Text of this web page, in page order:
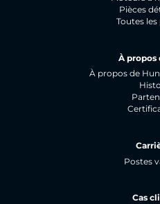
Pièces
Toutes
À propos
À propos de
Postes
Cas